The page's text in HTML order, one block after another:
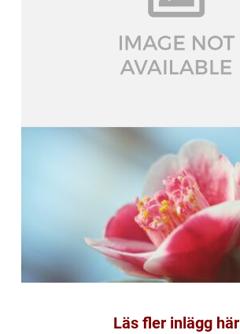
Läs fler inlägg här